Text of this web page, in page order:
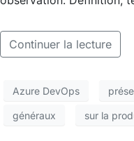
Continuer la lecture
Azure DevOps
généraux sur la